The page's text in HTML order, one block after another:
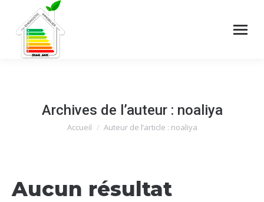
Archives de l’auteur : noaliya
Vous êtes ici :
Accueil Auteur de l’article : noaliya
Aucun résultat